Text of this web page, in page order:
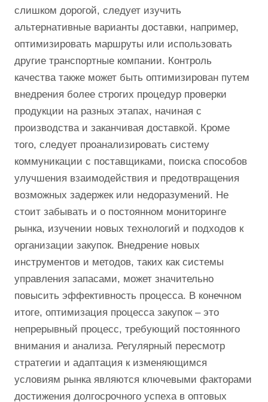
слишком дорогой, следует изучить
альтернативные варианты доставки, например,
оптимизировать маршруты или использовать
другие транспортные компании. Контроль
качества также может быть оптимизирован путем
внедрения более строгих процедур проверки
продукции на разных этапах, начиная с
производства и заканчивая доставкой. Кроме
того, следует проанализировать систему
коммуникации с поставщиками, поиска способов
улучшения взаимодействия и предотвращения
возможных задержек или недоразумений. Не
стоит забывать и о постоянном мониторинге
рынка, изучении новых технологий и подходов к
организации закупок. Внедрение новых
инструментов и методов, таких как системы
управления запасами, может значительно
повысить эффективность процесса. В конечном
итоге, оптимизация процесса закупок – это
непрерывный процесс, требующий постоянного
внимания и анализа. Регулярный пересмотр
стратегии и адаптация к изменяющимся
условиям рынка являются ключевыми факторами
достижения долгосрочного успеха в оптовых